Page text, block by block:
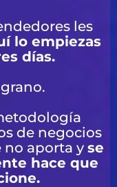
les
lo empiezas
días.
de negocios
no aporta y se
hace que